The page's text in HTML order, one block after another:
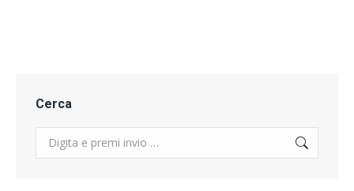
Cerca
Search: